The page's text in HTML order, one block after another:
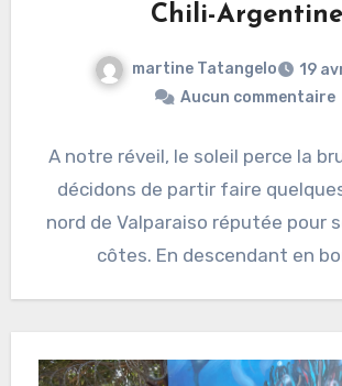
Chili-Argentine
martine Tatangelo
19
Aucun commentaire
A notre réveil, le soleil perce la
décidons de partir faire
nord de Valparaiso réputée pour
côtes. En descendant en